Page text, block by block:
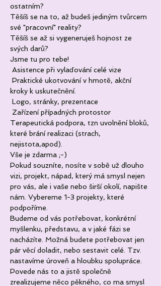
ostatním?
Těšíš se na to, až budeš jediným tvůrcem
své "pracovní" reality?
Těšíš se až si vygeneruješ hojnost ze
svých darů?
Jsme tu pro tebe!
Asistence při vylaďování celé vize
kroky k uskutečnění.
Logo, stránky, prezentace
Zařízení případných protostor
Terapeutická podpora, tzn uvolnění bloků,
které brání realizaci (strach,
nejistota,apod).
Vše je zdarma ;-)
Pokud souzníte, nosíte v sobě už dlouho
vizi, projekt, nápad, který má smysl nejen
pro vás, ale i vaše nebo širší okolí, napište
nám. Vybereme 1-3 projekty, které
podpoříme.
Budeme od vás potřebovat, konkrétní
myšlenku, představu, a v jaké fázi se
nacházíte. Možná budete potřebovat jen
pár věcí doladit, nebo sestavit celé. Tzv.
nastavíme úroveň a hloubku spolupráce.
Povede nás to a jistě společně
zrealizujeme něco pěkného, co ma smysl